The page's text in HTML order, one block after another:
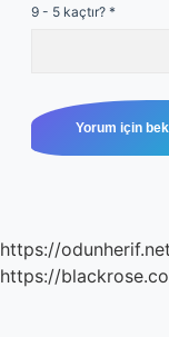
9 - 5 kaçtır? *
https://odunherif.net
https://